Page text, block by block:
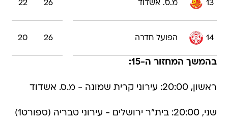
13 מ.ס. אשדוד 26
22
14 הפועל חדרה 26
20
בהמשך המחזור ה-15:
ראשון, 20:00: עירוני קרית שמונה - מ.ס. אשדוד
שני, 20:00: בית"ר ירושלים - עירוני טבריה (ספורט1)